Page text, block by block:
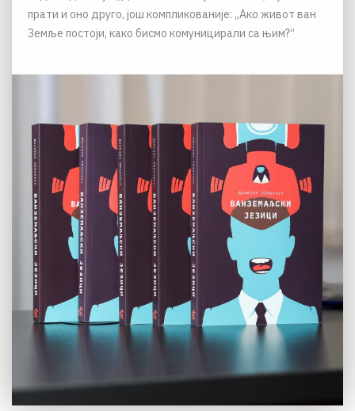
прати и оно друго, још компликованије: „Ако живот ван
Земље постоји, како бисмо комуницирали са њим?“